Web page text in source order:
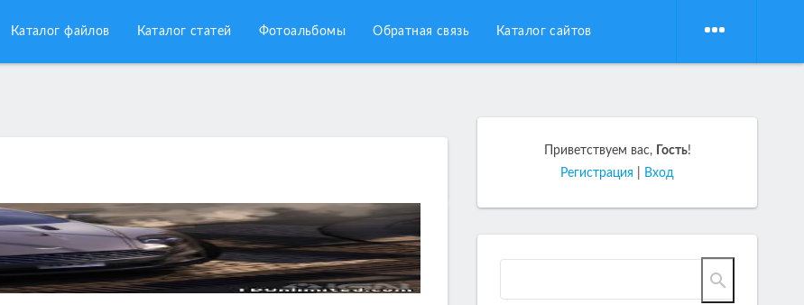
Каталог файлов Каталог статей Фотоальбомы Обратная связь Каталог сайтов
Приветствуем вас, Гость!
Регистрация
Вход